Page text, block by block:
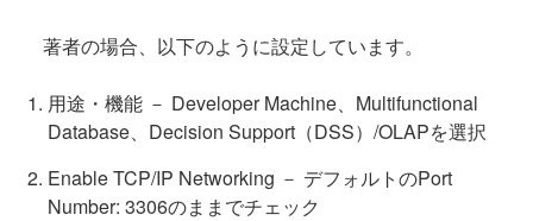
著者の場合、以下のように設定しています。
用途・機能 － Developer Machine、Multifunctional
Database、Decision Support（DSS）/OLAPを選択
Enable TCP/IP Networking － デフォルトのPort
Number: 3306のままでチェック